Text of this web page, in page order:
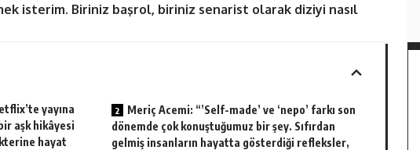
isterim. Biriniz başrol, biriniz senarist olarak diziyi nasıl
yayına
aşk hikâyesi
hayat
Meriç Acemi: “’Self-made’ ve ‘nepo’ farkı son
dönemde çok konuştuğumuz bir şey. Sıfırdan
gelmiş insanların hayatta gösterdiği refleksler,